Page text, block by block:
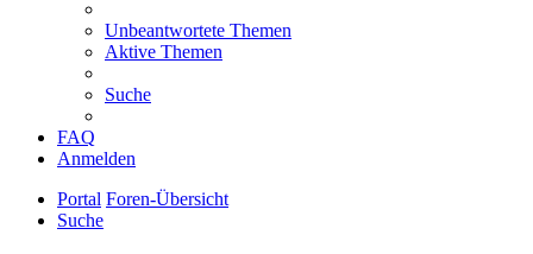
Unbeantwortete Themen
Aktive Themen
Suche
FAQ
Anmelden
Portal Foren-Übersicht
Suche